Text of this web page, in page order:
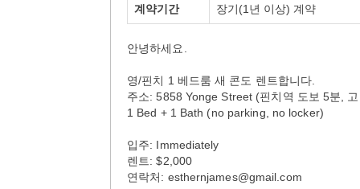
계약기간 장기(1년 이상) 계약
안녕하세요.
영/핀치 1 베드룸 새 콘도 렌트합니다.
주소: 5858 Yonge Street (핀치역 도보 5분,
1 Bed + 1 Bath (no parking, no locker)
입주: Immediately
렌트: $2,000
연락처: esthernjames@gmail.com